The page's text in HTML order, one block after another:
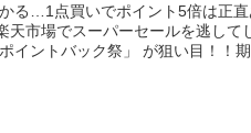
る…1点買いでポイント5倍は正
天市場でスーパーセールを逃して
イントバック祭」 が狙い目！！期